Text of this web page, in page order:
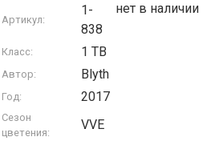
нет в наличии
Артикул:
1-
838
Класс: 1 TB
Автор: Blyth
Год: 2017
Сезон
цветения:
VVE